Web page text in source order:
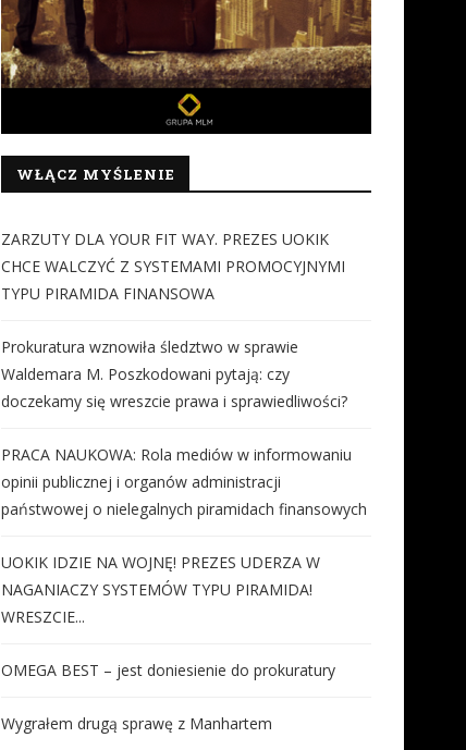
WŁĄCZ MYŚLENIE
ZARZUTY DLA YOUR FIT WAY. PREZES UOKIK
CHCE WALCZYĆ Z SYSTEMAMI PROMOCYJNYMI
TYPU PIRAMIDA FINANSOWA
Prokuratura wznowiła śledztwo w sprawie
Waldemara M. Poszkodowani pytają: czy
doczekamy się wreszcie prawa i sprawiedliwości?
PRACA NAUKOWA: Rola mediów w informowaniu
opinii publicznej i organów administracji
państwowej o nielegalnych piramidach finansowych
UOKIK IDZIE NA WOJNĘ! PREZES UDERZA W
NAGANIACZY SYSTEMÓW TYPU PIRAMIDA!
WRESZCIE...
OMEGA BEST – jest doniesienie do prokuratury
Wygrałem drugą sprawę z Manhartem